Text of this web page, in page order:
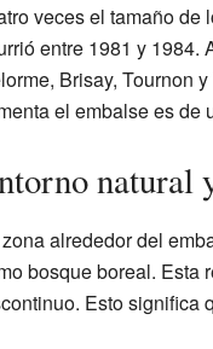
veces el tamaño de
entre 1981 y 1984.
Brisay, Tournon
el embalse es de
natural
alrededor del
bosque boreal. Esta
Esto significa